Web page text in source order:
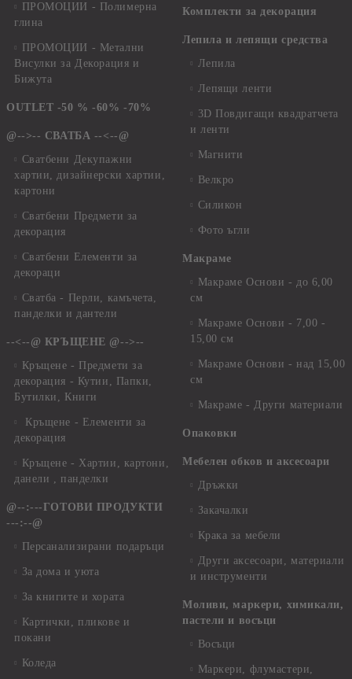
ПРОМОЦИИ - Полимерна
глина
ПРОМОЦИИ - Метални
Висулки за Декорация и
Бижута
OUTLET -50 % -60% -70%
@-->-- СВАТБА --<--@
Сватбени Декупажни
хартии, дизайнерски хартии,
картони
Сватбени Предмети за
декорация
Сватбени Елементи за
декораци
Сватба - Перли, камъчета,
панделки и дантели
--<--@ КРЪЩЕНЕ @-->--
Кръщене - Предмети за
декорация - Кутии, Папки,
Бутилки, Книги
Кръщене - Елементи за
декорация
Кръщене - Хартии, картони,
данели , панделки
@--:---ГОТОВИ ПРОДУКТИ
---:--@
Персанализирани подаръци
За дома и уюта
За книгите и хората
Картички, пликове и
покани
Коледа
Комплекти за декорация
Лепила и лепящи средства
Лепила
Лепящи ленти
3D Повдигащи квадратчета
и ленти
Магнити
Велкро
Силикон
Фото ъгли
Макраме
Макраме Основи - до 6,00
см
Макраме Основи - 7,00 -
15,00 см
Макраме Основи - над 15,00
см
Макраме - Други материали
Опаковки
Мебелен обков и аксесоари
Дръжки
Закачалки
Крака за мебели
Други аксесоари, материали
и инструменти
Моливи, маркери, химикали,
пастели и восъци
Восъци
Маркери, флумастери,